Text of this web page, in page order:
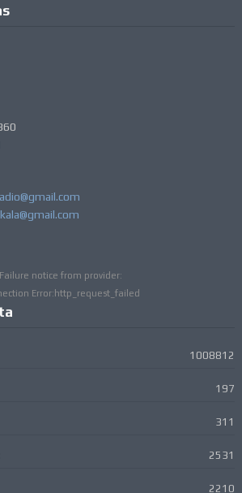
Failure notice from provider:
Error:http_request_failed
1008812
197
311
2531
2210